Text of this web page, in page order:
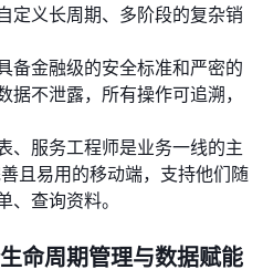
定义长周期、多阶段的复杂销
备金融级的安全标准和严密的
不泄露，所有操作可追溯，
、服务工程师是业务一线的主
且易用的移动端，支持他们随
查询资料。
命周期管理与数据赋能